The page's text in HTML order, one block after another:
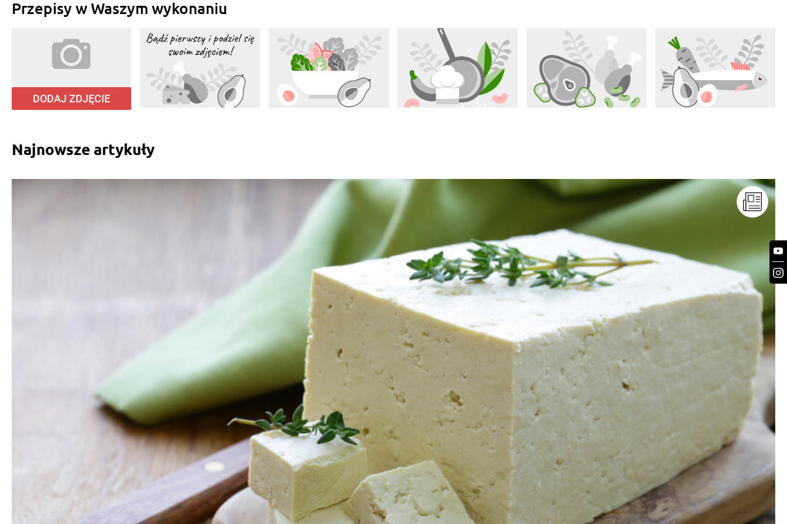
Przepisy w Waszym wykonaniu
DODAJ ZDJĘCIE
Najnowsze artykuły